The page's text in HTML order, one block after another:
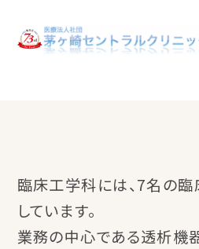
臨床工学科には、7名の
しています。
業務の中心である透析機